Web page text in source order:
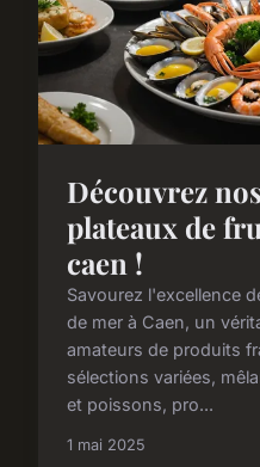
Découvrez
plateaux de
caen !
Savourez l'excellence
de mer à Caen, un
amateurs de produits
sélections variées,
et poissons, pro...
1 mai 2025